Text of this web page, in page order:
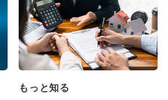
もっと知る